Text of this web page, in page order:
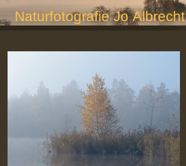
Naturfotografie Jo Albrecht